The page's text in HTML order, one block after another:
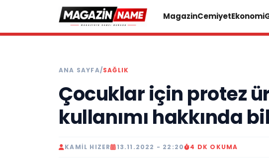
MagazinCemiyetEkonomi
ANA SAYFA/SAĞLIK
Çocuklar için protez
kullanımı hakkında
KAMIL HIZER 13.11.2022 - 22:20 4 DK OKUMA